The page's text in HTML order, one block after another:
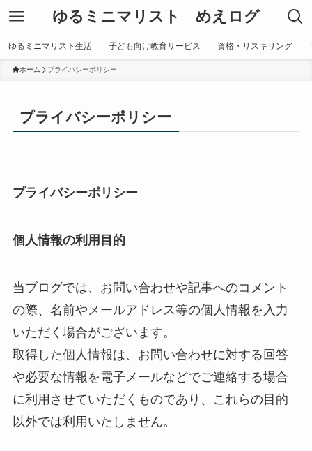
ゆるミニマリスト めえログ
ゆるミニマリスト生活 子ども向け教育サービス 資格・リスキリング
ホーム プライバシーポリシー
プライバシーポリシー
プライバシーポリシー
個人情報の利用目的
当ブログでは、お問い合わせや記事へのコメント
の際、名前やメールアドレス等の個人情報を入力
いただく場合がございます。
取得した個人情報は、お問い合わせに対する回答
や必要な情報を電子メールなどでご連絡する場合
に利用させていただくものであり、これらの目的
以外では利用いたしません。